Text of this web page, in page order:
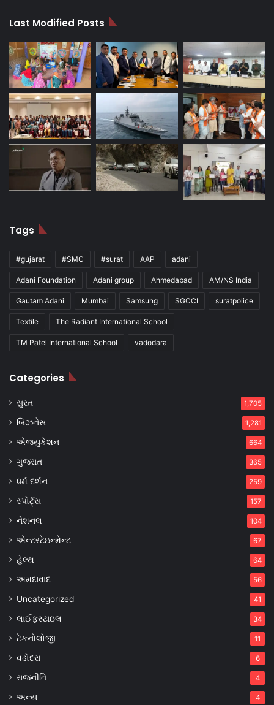
Last Modified Posts
Tags
#gujarat #SMC #surat AAP adani
Adani Foundation Adani group Ahmedabad AM/NS India
Gautam Adani Mumbai Samsung SGCCI suratpolice
Textile The Radiant International School
TM Patel International School vadodara
Categories
સુરત 1,705
બિઝનેસ 1,281
એજ્યુકેશન 664
ગુજરાત 365
ધર્મ દર્શન 259
સ્પોર્ટ્સ 157
નેશનલ 104
એન્ટરટેઇન્મેન્ટ 67
હેલ્થ 64
અમદાવાદ 56
Uncategorized 41
લાઈફસ્ટાઇલ 34
ટેકનોલોજી 11
વડોદરા 6
રાજનીતિ 4
અન્ય 4